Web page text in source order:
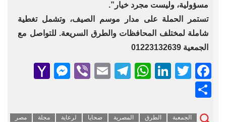
مسؤولية، وليست مجرد خيار”.
تستمر الحملة على مدار موسم الصيف، وتشمل تغطية
شاملة لمختلف المحافظات والطرق السريعة. للتواصل مع
الجمعية 01223132639
Facebook
Twitter
LinkedIn
WhatsApp
Telegram
Email
Viber
الجمعبة الطرق المصرية ضحايا لرعاية مجلة مصر